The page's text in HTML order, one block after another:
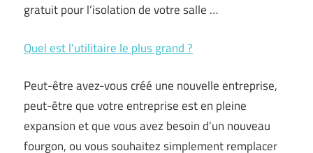
gratuit pour l’isolation de votre salle …
Quel est l’utilitaire le plus grand ?
Peut-être avez-vous créé une nouvelle entreprise,
peut-être que votre entreprise est en pleine
expansion et que vous avez besoin d’un nouveau
fourgon, ou vous souhaitez simplement remplacer